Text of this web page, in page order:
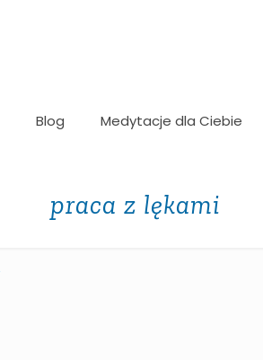
Blog Medytacje dla Ciebie
praca z lękami